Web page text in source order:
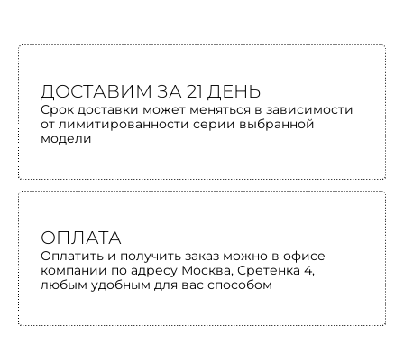
ДОСТАВИМ ЗА 21 ДЕНЬ
Срок доставки может меняться в зависимости
от лимитированности серии выбранной
модели
ОПЛАТА
Оплатить и получить заказ можно в офисе
компании по адресу Москва, Сретенка 4,
любым удобным для вас способом